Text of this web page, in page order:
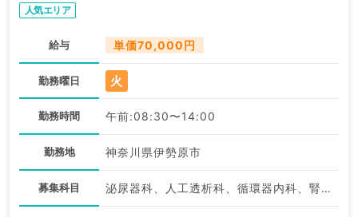
人気エリア
給与 単価70,000円
勤務曜日 火
勤務時間 午前:08:30〜14:00
勤務地 神奈川県伊勢原市
募集科目 泌尿器科、人工透析科、循環器内科、腎臓内科